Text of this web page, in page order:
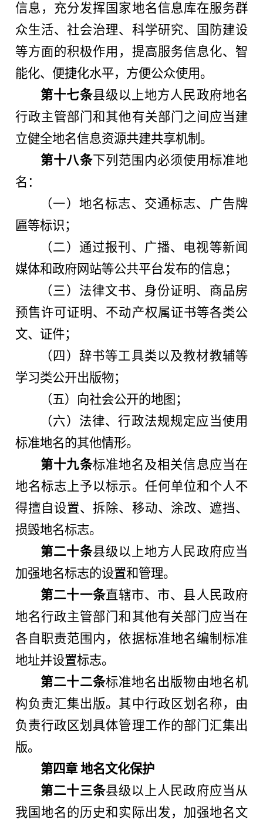
信息，充分发挥国家地名信息库在服务群
众生活、社会治理、科学研究、国防建设
等方面的积极作用，提高服务信息化、智
能化、便捷化水平，方便公众使用。
第十七条县级以上地方人民政府地名
行政主管部门和其他有关部门之间应当建
立健全地名信息资源共建共享机制。
第十八条下列范围内必须使用标准地
名：
（一）地名标志、交通标志、广告牌
匾等标识；
（二）通过报刊、广播、电视等新闻
媒体和政府网站等公共平台发布的信息；
（三）法律文书、身份证明、商品房
预售许可证明、不动产权属证书等各类公
文、证件；
（四）辞书等工具类以及教材教辅等
学习类公开出版物；
（五）向社会公开的地图；
（六）法律、行政法规规定应当使用
标准地名的其他情形。
第十九条标准地名及相关信息应当在
地名标志上予以标示。任何单位和个人不
得擅自设置、拆除、移动、涂改、遮挡、
损毁地名标志。
第二十条县级以上地方人民政府应当
加强地名标志的设置和管理。
第二十一条直辖市、市、县人民政府
地名行政主管部门和其他有关部门应当在
各自职责范围内，依据标准地名编制标准
地址并设置标志。
第二十二条标准地名出版物由地名机
构负责汇集出版。其中行政区划名称，由
负责行政区划具体管理工作的部门汇集出
版。
第四章 地名文化保护
第二十三条县级以上人民政府应当从
我国地名的历史和实际出发，加强地名文